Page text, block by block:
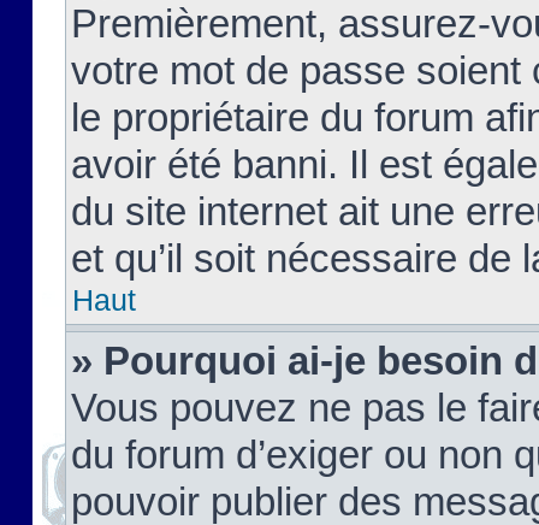
Premièrement, assurez-
votre mot de passe soient
le propriétaire du forum
avoir été banni. Il est
du site internet ait une
et qu’il soit nécessaire de
Haut
» Pourquoi ai-je besoin
Vous pouvez ne pas le
du forum d’exiger ou non
pouvoir publier des